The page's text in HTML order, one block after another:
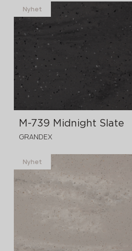
3680x760x12 mm på lager
Nyhet
M-739 Midnight Slate
GRANDEX
3680x760x12 mm på lager
Nyhet